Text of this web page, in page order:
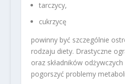
tarczycy,
cukrzycę
powinny być szczególnie
rodzaju diety. Drastyczne
oraz składników
pogorszyć problemy